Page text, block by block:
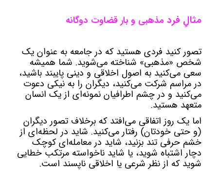
مثالِ فرد مذهبی و بار قضاوت دوگانه
تصور کنید فردی هستید که در جامعه به عنوان یک
شخص «مذهبی» شناخته می‌شوید. شما همیشه
سعی می‌کنید به اصول اخلاقی و دینی پایبند باشید،
در مراسم شرکت می‌کنید، دیگران را به نیکی دعوت
می‌کنید و در چشم اطرافیان نمونه‌ای از یک انسان
متعهد هستید.
اما یک روز اتفاقی می‌افتد که برخلاف تصور دیگران
(و حتی خودتان) رفتار می‌کنید. شاید در لحظه‌ای از
خشم حرفی تند بزنید، شاید در معامله‌ای کوچک
دچار اشتباه شوید، یا شاید ناخواسته مرتکب خطایی
شوید که از نظر شرعی یا اخلاقی ناپسند است.